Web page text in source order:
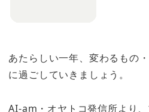
あたらしい一年、変わるもの
に過ごしていきましょう。
AI-am・オヤトコ発信所より、